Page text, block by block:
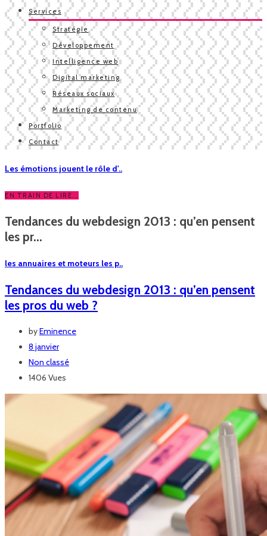
Services
Stratégie
Développement
Intelligence web
Digital marketing
Réseaux sociaux
Marketing de contenu
Portfolio
Contact
Les émotions jouent le rôle d'..
EN TRAIN DE LIRE...
Tendances du webdesign 2013 : qu’en pensent
les pr...
les annuaires et moteurs les p..
Tendances du webdesign 2013 : qu’en pensent
les pros du web ?
byEminence
8 janvier
Non classé
1406 Vues